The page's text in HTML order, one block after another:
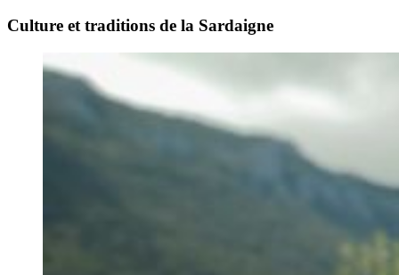
Culture et traditions de la Sardaigne